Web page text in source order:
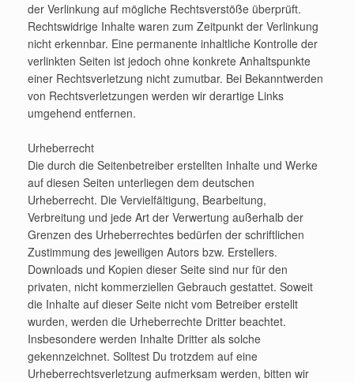
der Verlinkung auf mögliche Rechtsverstöße überprüft.
Rechtswidrige Inhalte waren zum Zeitpunkt der Verlinkung
nicht erkennbar. Eine permanente inhaltliche Kontrolle der
verlinkten Seiten ist jedoch ohne konkrete Anhaltspunkte
einer Rechtsverletzung nicht zumutbar. Bei Bekanntwerden
von Rechtsverletzungen werden wir derartige Links
umgehend entfernen.
Urheberrecht
Die durch die Seitenbetreiber erstellten Inhalte und Werke
auf diesen Seiten unterliegen dem deutschen
Urheberrecht. Die Vervielfältigung, Bearbeitung,
Verbreitung und jede Art der Verwertung außerhalb der
Grenzen des Urheberrechtes bedürfen der schriftlichen
Zustimmung des jeweiligen Autors bzw. Erstellers.
Downloads und Kopien dieser Seite sind nur für den
privaten, nicht kommerziellen Gebrauch gestattet. Soweit
die Inhalte auf dieser Seite nicht vom Betreiber erstellt
wurden, werden die Urheberrechte Dritter beachtet.
Insbesondere werden Inhalte Dritter als solche
gekennzeichnet. Solltest Du trotzdem auf eine
Urheberrechtsverletzung aufmerksam werden, bitten wir